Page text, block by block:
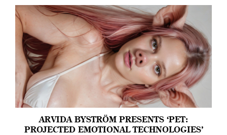
ARVIDA BYSTRÖM PRESENTS ‘PET:
PROJECTED EMOTIONAL TECHNOLOGIES’